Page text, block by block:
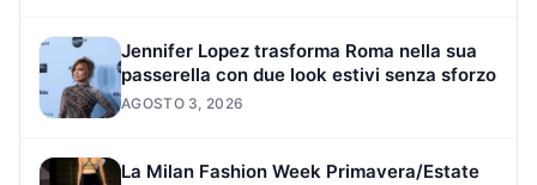
Jennifer Lopez trasforma Roma nella sua
passerella con due look estivi senza sforzo
AGOSTO 3, 2026
La Milan Fashion Week Primavera/Estate